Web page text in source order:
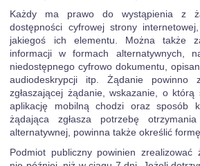
Każdy ma prawo do wystąpienia z
dostępności cyfrowej strony
jakiegoś ich elementu. Można także
informacji w formach alternatywnych,
niedostępnego cyfrowo dokumentu,
audiodeskrypcji itp. Żądanie powinno
zgłaszającej żądanie, wskazanie, o
aplikację mobilną chodzi oraz sposób
żądająca zgłasza potrzebę
alternatywnej, powinna także określić
Podmiot publiczny powinien zrealizować